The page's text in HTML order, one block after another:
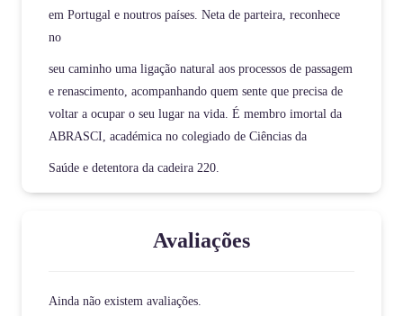
em Portugal e noutros países. Neta de parteira, reconhece
no
seu caminho uma ligação natural aos processos de passagem
e renascimento, acompanhando quem sente que precisa de
voltar a ocupar o seu lugar na vida. É membro imortal da
ABRASCI, académica no colegiado de Ciências da
Saúde e detentora da cadeira 220.
Avaliações
Ainda não existem avaliações.